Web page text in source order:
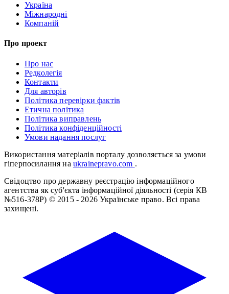
Україна
Міжнародні
Компаній
Про проект
Про нас
Редколегія
Контакти
Для авторів
Політика перевірки фактів
Етична політика
Політика виправлень
Політика конфіденційності
Умови надання послуг
Використання матеріалів порталу дозволяється за умови
гіперпосилання на ukrainepravo.com .
Свідоцтво про державну реєстрацію інформаційного
агентства як суб'єкта інформаційної діяльності (серія КВ
№516-378Р) © 2015 - 2026 Українське право. Всі права
захищені.